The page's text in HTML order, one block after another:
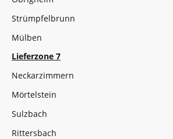
Strümpfelbrunn
Mülben
Lieferzone 7
Neckarzimmern
Mörtelstein
Sulzbach
Rittersbach